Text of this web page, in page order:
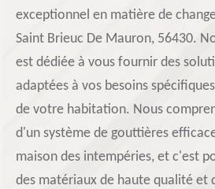
exceptionnel en matière de
Saint Brieuc De Mauron, 56430.
est dédiée à vous fournir des
adaptées à vos besoins
de votre habitation. Nous
d'un système de gouttières
maison des intempéries, et c'est
des matériaux de haute qualité et